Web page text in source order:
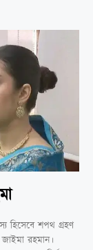
হিসেবে শপথ গ্রহণ
জাইমা রহমান।